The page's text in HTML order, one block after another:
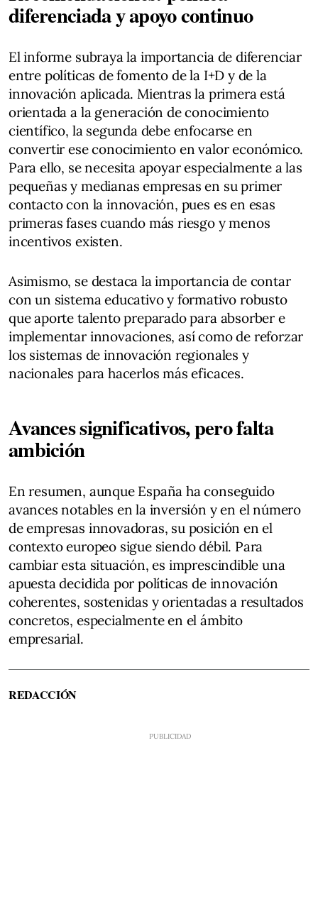
diferenciada y apoyo continuo
El informe subraya la importancia de diferenciar
entre políticas de fomento de la I+D y de la
innovación aplicada. Mientras la primera está
orientada a la generación de conocimiento
científico, la segunda debe enfocarse en
convertir ese conocimiento en valor económico.
Para ello, se necesita apoyar especialmente a las
pequeñas y medianas empresas en su primer
contacto con la innovación, pues es en esas
primeras fases cuando más riesgo y menos
incentivos existen.
Asimismo, se destaca la importancia de contar
con un sistema educativo y formativo robusto
que aporte talento preparado para absorber e
implementar innovaciones, así como de reforzar
los sistemas de innovación regionales y
nacionales para hacerlos más eficaces.
Avances significativos, pero falta
ambición
En resumen, aunque España ha conseguido
avances notables en la inversión y en el número
de empresas innovadoras, su posición en el
contexto europeo sigue siendo débil. Para
cambiar esta situación, es imprescindible una
apuesta decidida por políticas de innovación
coherentes, sostenidas y orientadas a resultados
concretos, especialmente en el ámbito
empresarial.
REDACCIÓN